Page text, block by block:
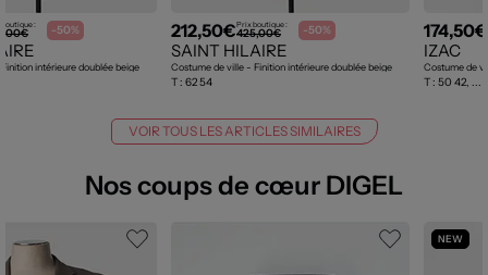
: -50%
intérieure doublée beige
212,50€Prix boutique :
425,00€ -50%
SAINT HILAIRE
Costume de ville - Finition intérieure doublée beige
T : 62 54
174,50€
IZAC
Costume de
T : 50 42, ...
VOIR TOUS LES ARTICLES SIMILAIRES
Nos coups de cœur DIGEL
NEW